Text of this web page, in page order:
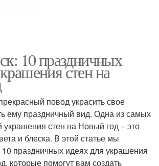
10 праздничных
стен на
повод украсить свое
ему праздничный вид. Одна из самых
украшения стен на Новый год – это
и блеска. В этой статье мы
праздничных идеях для украшения
которые помогут вам создать